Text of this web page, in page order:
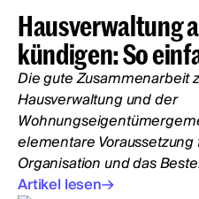
Hausverwaltung
kündigen: So
Die gute Zusammenarbeit
Hausverwaltung und der
elementare
Organisation und das
Artikel lesen